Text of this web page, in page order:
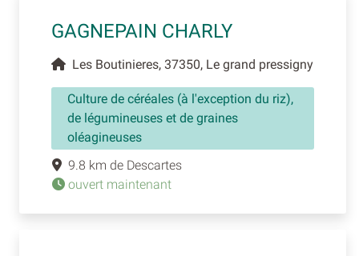
GAGNEPAIN CHARLY
Les Boutinieres, 37350, Le grand pressigny
Culture de céréales (à l'exception du riz),
de légumineuses et de graines
oléagineuses
9.8 km de Descartes
ouvert maintenant